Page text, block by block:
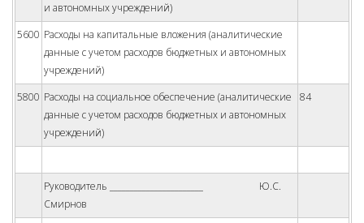
и автономных учреждений)
5600 Расходы на капитальные вложения (аналитические
данные с учетом расходов бюджетных и автономных
учреждений)
5800 Расходы на социальное обеспечение (аналитические
данные с учетом расходов бюджетных и автономных
учреждений)
84
Руководитель _______________________ Ю.С.
Смирнов